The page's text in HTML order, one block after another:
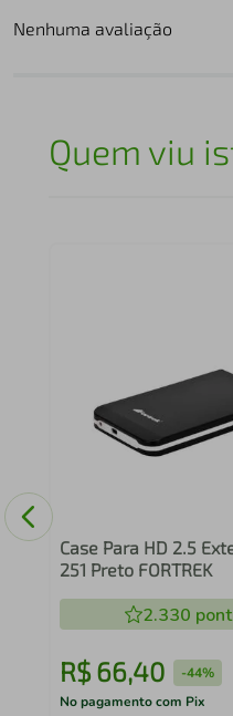
Nenhuma avaliação
Quem viu
Case Para HD 2.5
251 Preto FORTREK
2.330
R$ 66,40 -44%
No pagamento com Pix